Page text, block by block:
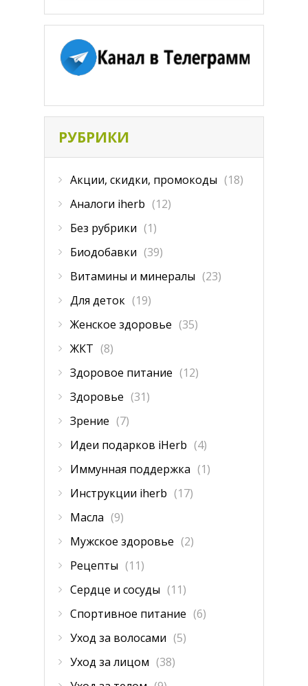
РУБРИКИ
Акции, скидки, промокоды (18)
Аналоги iherb (12)
Без рубрики (1)
Биодобавки (39)
Витамины и минералы (23)
Для деток (19)
Женское здоровье (35)
ЖКТ (8)
Здоровое питание (12)
Здоровье (31)
Зрение (7)
Идеи подарков iHerb (4)
Иммунная поддержка (1)
Инструкции iherb (17)
Масла (9)
Мужское здоровье (2)
Рецепты (11)
Сердце и сосуды (11)
Спортивное питание (6)
Уход за волосами (5)
Уход за лицом (38)